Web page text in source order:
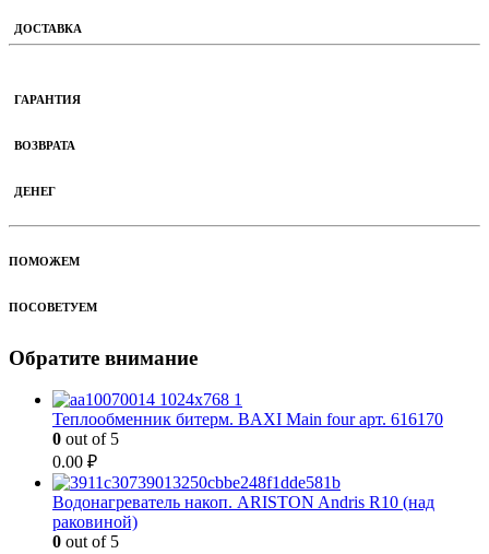
ДОСТАВКА
ГАРАНТИЯ
ВОЗВРАТА
ДЕНЕГ
ПОМОЖЕМ
ПОСОВЕТУЕМ
Обратите внимание
Теплообменник битерм. BAXI Main four арт. 616170
0 out of 5
0.00 ₽
Водонагреватель накоп. ARISTON Andris R10 (над
раковиной)
0 out of 5